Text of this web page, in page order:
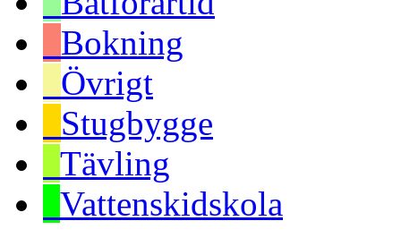
Bokning
Övrigt
Stugbygge
Tävling
Vattenskidskola